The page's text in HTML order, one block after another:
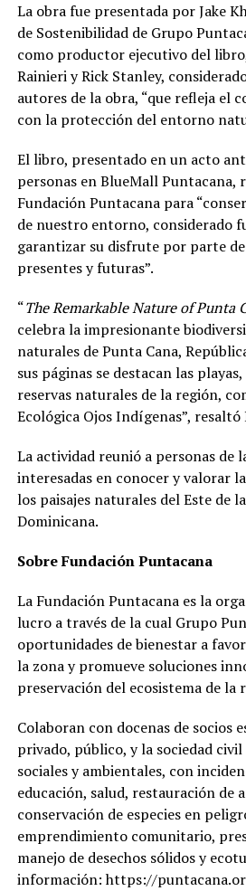
La obra fue presentada por Jake
de Sostenibilidad de Grupo
como productor ejecutivo del
Rainieri y Rick Stanley,
autores de la obra, “que refleja el
con la protección del entorno
El libro, presentado en un acto
personas en BlueMall Puntacana,
Fundación Puntacana para
de nuestro entorno, considerado
garantizar su disfrute por parte
presentes y futuras”.
“The Remarkable Nature of Punta
celebra la impresionante
naturales de Punta Cana,
sus páginas se destacan las
reservas naturales de la región,
Ecológica Ojos Indígenas”, resaltó
La actividad reunió a personas de
interesadas en conocer y valorar
los paisajes naturales del Este de
Dominicana.
Sobre Fundación Puntacana
La Fundación Puntacana es la
lucro a través de la cual Grupo
oportunidades de bienestar a
la zona y promueve soluciones
preservación del ecosistema de la
Colaboran con docenas de socios
privado, público, y la sociedad
sociales y ambientales, con
educación, salud, restauración de
conservación de especies en
emprendimiento comunitario,
manejo de desechos sólidos y
información: https://